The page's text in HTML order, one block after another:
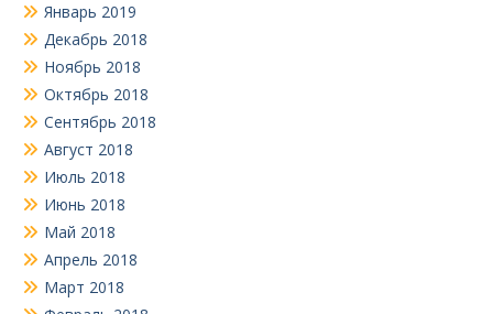
Январь 2019
Декабрь 2018
Ноябрь 2018
Октябрь 2018
Сентябрь 2018
Август 2018
Июль 2018
Июнь 2018
Май 2018
Апрель 2018
Март 2018